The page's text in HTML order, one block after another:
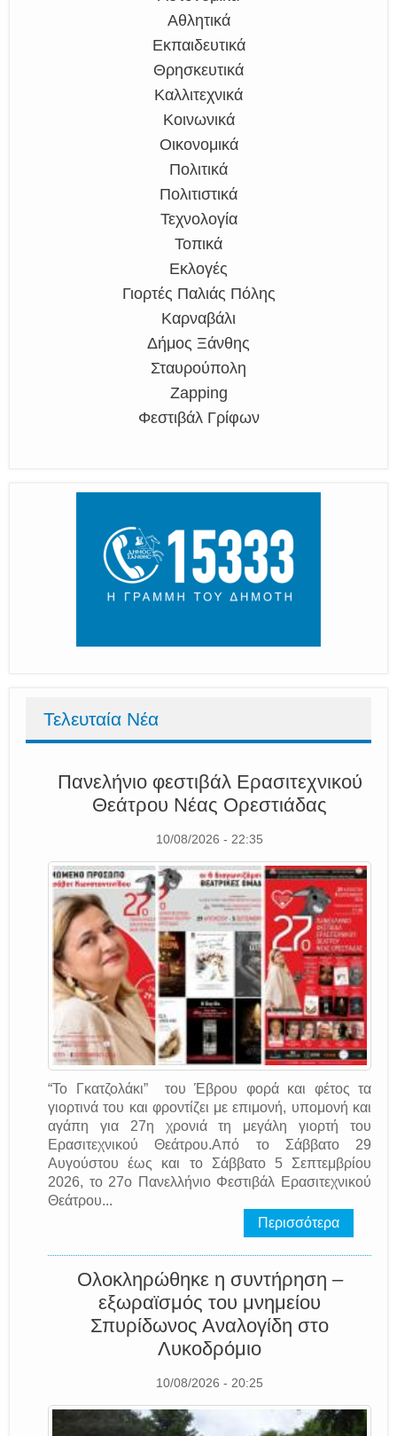
Αθλητικά
Εκπαιδευτικά
Θρησκευτικά
Καλλιτεχνικά
Κοινωνικά
Οικονομικά
Πολιτικά
Πολιτιστικά
Τεχνολογία
Τοπικά
Εκλογές
Γιορτές Παλιάς Πόλης
Καρναβάλι
Δήμος Ξάνθης
Σταυρούπολη
Zapping
Φεστιβάλ Γρίφων
Τελευταία Νέα
Πανελήνιο φεστιβάλ Ερασιτεχνικού
Θεάτρου Νέας Ορεστιάδας
10/08/2026 - 22:35
“Το Γκατζολάκι” του Έβρου φορά και φέτος τα
γιορτινά του και φροντίζει με επιμονή, υπομονή και
αγάπη για 27η χρονιά τη μεγάλη γιορτή του
Ερασιτεχνικού Θεάτρου.Από το Σάββατο 29
Αυγούστου έως και το Σάββατο 5 Σεπτεμβρίου
2026, το 27ο Πανελλήνιο Φεστιβάλ Ερασιτεχνικού
Θεάτρου...
Περισσότερα
Ολοκληρώθηκε η συντήρηση –
εξωραϊσμός του μνημείου
Σπυρίδωνος Αναλογίδη στο
Λυκοδρόμιο
10/08/2026 - 20:25